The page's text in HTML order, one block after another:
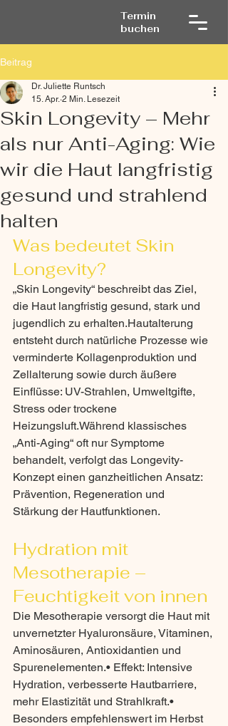
Termin
buchen
Beitrag
Skin Longevity – Mehr
als nur Anti-Aging: Wie
wir die Haut langfristig
gesund und strahlend
halten
Dr. Juliette Runtsch
15. Apr. 2 Min. Lesezeit
Was bedeutet Skin
Longevity?
„Skin Longevity“ beschreibt das Ziel,
die Haut langfristig gesund, stark und
jugendlich zu erhalten.Hautalterung
entsteht durch natürliche Prozesse wie
verminderte Kollagenproduktion und
Zellalterung sowie durch äußere
Einflüsse: UV-Strahlen, Umweltgifte,
Stress oder trockene
Heizungsluft.Während klassisches
„Anti-Aging“ oft nur Symptome
behandelt, verfolgt das Longevity-
Konzept einen ganzheitlichen Ansatz:
Prävention, Regeneration und
Stärkung der Hautfunktionen.
Hydration mit
Mesotherapie –
Feuchtigkeit von innen
Die Mesotherapie versorgt die Haut mit
unvernetzter Hyaluronsäure, Vitaminen,
Aminosäuren, Antioxidantien und
Spurenelementen.• Effekt: Intensive
Hydration, verbesserte Hautbarriere,
mehr Elastizität und Strahlkraft.•
Besonders empfehlenswert im Herbst